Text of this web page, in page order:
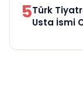
5Türk
Usta İsmi